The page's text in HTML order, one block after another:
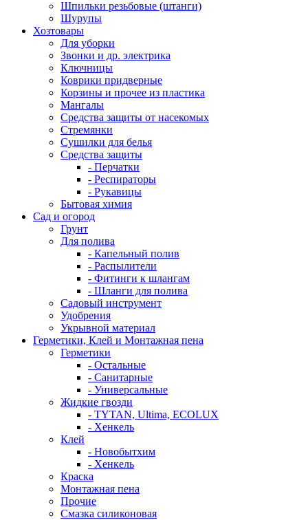
Шпильки резьбовые (штанги)
Шурупы
Хозтовары
Для уборки
Звонки и др. электрика
Ключницы
Коврики придверные
Корзины и прочее из пластика
Мангалы
Средства защиты от насекомых
Стремянки
Сушилки для белья
Средства защиты
- Перчатки
- Респираторы
- Рукавицы
Бытовая химия
Сад и огород
Грунт
Для полива
- Капельный полив
- Распылители
- Фитинги к шлангам
- Шланги для полива
Садовый инструмент
Удобрения
Укрывной материал
Герметики, Клей и Монтажная пена
Герметики
- Остальные
- Санитарные
- Универсальные
Жидкие гвозди
- TYTAN, Ultima, ECOLUX
- Хенкель
Клей
- Новобытхим
- Хенкель
Краска
Монтажная пена
Прочие
Смазка силиконовая